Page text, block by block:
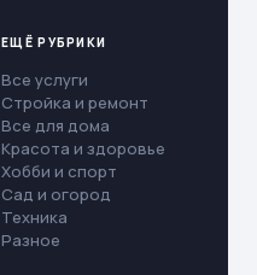
ЕЩЁ РУБРИКИ
Все услуги
Стройка и ремонт
Все для дома
Красота и здоровье
Хобби и спорт
Сад и огород
Техника
Разное